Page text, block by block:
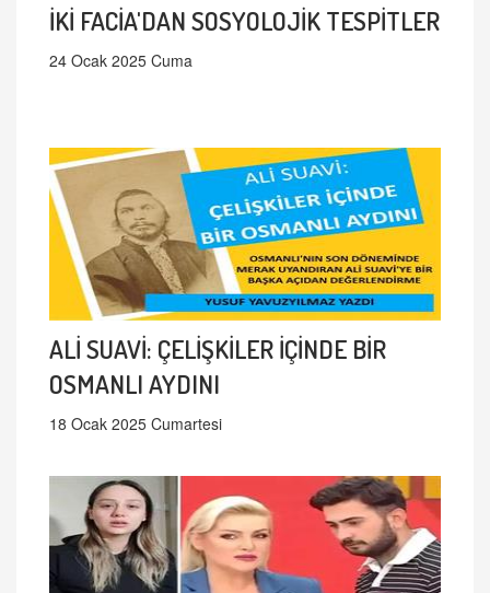
İKİ FACİA'DAN SOSYOLOJİK TESPİTLER
24 Ocak 2025 Cuma
ALİ SUAVİ: ÇELİŞKİLER İÇİNDE BİR
OSMANLI AYDINI
18 Ocak 2025 Cumartesi